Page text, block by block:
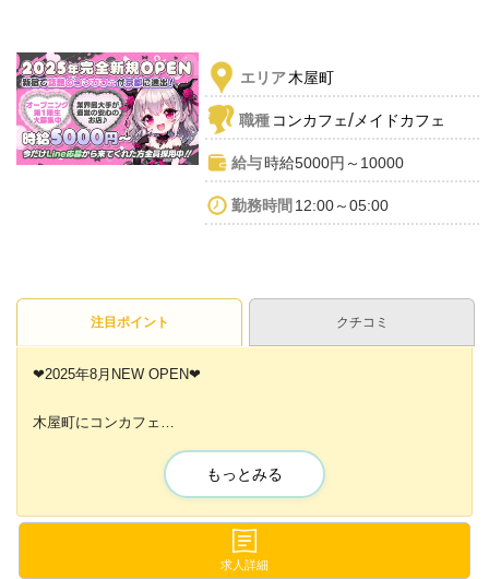
エリア木屋町
職種 コンカフェ/ メイドカフェ
給与時給5000円～10000
勤務時間12:00～05:00
注目ポイント クチコミ
❤2025年8月NEW OPEN❤
木屋町にコンカフェ
「小悪魔コンカフェ」がNEW OPEN✨
新規メンバーを大募集中です❣
入店お祝い金10万円をお渡ししてますよ❣
もっとみる
求人詳細